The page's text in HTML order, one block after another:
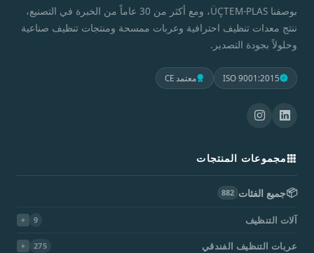
بوصفنا ÜÇTEM-PLAS، ومع أكثر من 30 عاماً من الخبرة في التصنيع،
ننتج معدات تنظيف احترافية وعربات ممسحة ومنتجات تنظيف صناعية
وحلولاً بجودة التصدير.
ISO 9001:2015 معتمد CE
مجموعات المنتجات
📦جميع الفئات 882
آلات التنظيف 9
عربات التنظيف الفندقي 275